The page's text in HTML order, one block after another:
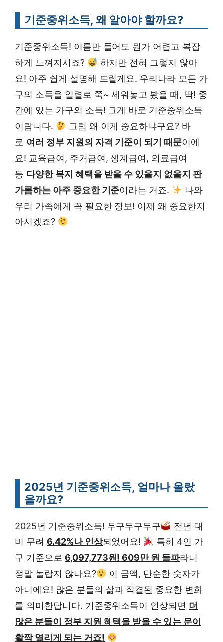
기준중위소득, 왜 알아야 할까요?
기준중위소득! 이름만 들어도 뭔가 어렵고 복잡
하게 느껴지시죠?
하지만 전혀 그렇지 않아
요! 아주 쉽게 설명해 드릴게요. 우리나라 모든 가
구의 소득을 일렬로 쭉~ 세워놓고 봤을 때, 딱! 중
간에 있는 가구의 소득! 그게 바로 기준중위소득
이랍니다.
그럼 왜 이게 중요하냐구요? 바
로 여러 정부 지원의 자격 기준이 되기 때문이에
요! 교육급여, 주거급여, 생계급여, 의료급여
등 다양한 복지 혜택을 받을 수 있을지 없을지 판
가름하는 아주 중요한 기준이라는 거죠.
나와
우리 가족에게 꼭 필요한 정보! 이제 왜 중요한지
아시겠죠?
2025년 기준중위소득, 얼마나 올랐
을까요?
2025년 기준중위소득! 두구두구두구
전년 대
비 무려 6.42%나 인상되었어요!
특히 4인 가
구 기준으로 6,097,773원! 609만 원 돌파라니
정말 놀랍지 않나요?
이 금액, 단순한 숫자가
아니에요! 많은 분들의 삶과 직결된 중요한 변화
를 의미한답니다. 기준중위소득이 인상되면 더
많은 분들이 정부 지원 혜택을 받을 수 있는 문이
활짝 열리게 되는 거죠!